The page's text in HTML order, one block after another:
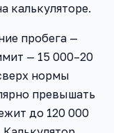
калькуляторе.
пробега —
— 15 000–20
нормы
превышать
до 120 000